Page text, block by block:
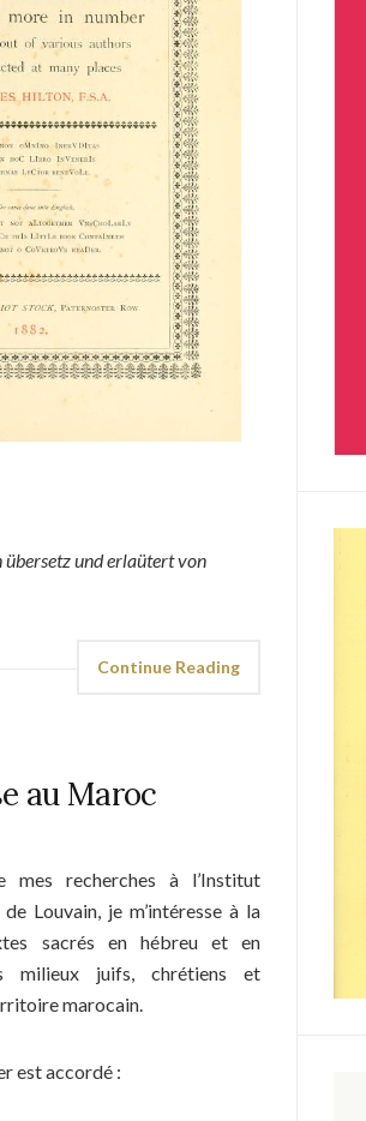
übersetz und erlaütert von
Continue Reading
au Maroc
mes recherches à l’Institut
Louvain, je m’intéresse à la
sacrés en hébreu et en
milieux juifs, chrétiens et
marocain.
est accordé :